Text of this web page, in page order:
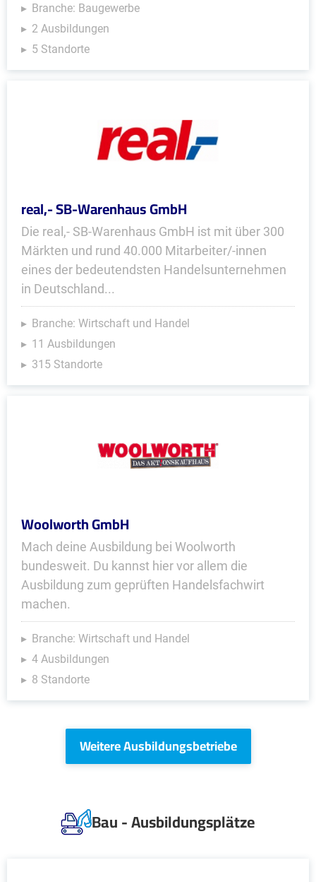
Branche: Baugewerbe
2 Ausbildungen
5 Standorte
real,- SB-Warenhaus GmbH
Die real,- SB-Warenhaus GmbH ist mit über 300
Märkten und rund 40.000 Mitarbeiter/-innen
eines der bedeutendsten Handelsunternehmen
in Deutschland...
Branche: Wirtschaft und Handel
11 Ausbildungen
315 Standorte
Woolworth GmbH
Mach deine Ausbildung bei Woolworth
bundesweit. Du kannst hier vor allem die
Ausbildung zum geprüften Handelsfachwirt
machen.
Branche: Wirtschaft und Handel
4 Ausbildungen
8 Standorte
Weitere Ausbildungsbetriebe
Bau - Ausbildungsplätze